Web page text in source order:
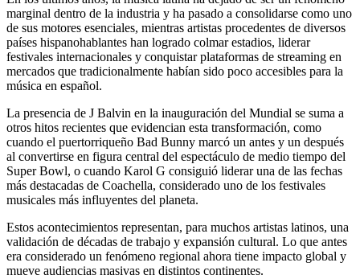
marginal dentro de la industria y ha pasado a consolidarse como uno
de sus motores esenciales, mientras artistas procedentes de diversos
países hispanohablantes han logrado colmar estadios, liderar
festivales internacionales y conquistar plataformas de streaming en
mercados que tradicionalmente habían sido poco accesibles para la
música en español.
La presencia de J Balvin en la inauguración del Mundial se suma a
otros hitos recientes que evidencian esta transformación, como
cuando el puertorriqueño Bad Bunny marcó un antes y un después
al convertirse en figura central del espectáculo de medio tiempo del
Super Bowl, o cuando Karol G consiguió liderar una de las fechas
más destacadas de Coachella, considerado uno de los festivales
musicales más influyentes del planeta.
Estos acontecimientos representan, para muchos artistas latinos, una
validación de décadas de trabajo y expansión cultural. Lo que antes
era considerado un fenómeno regional ahora tiene impacto global y
mueve audiencias masivas en distintos continentes.